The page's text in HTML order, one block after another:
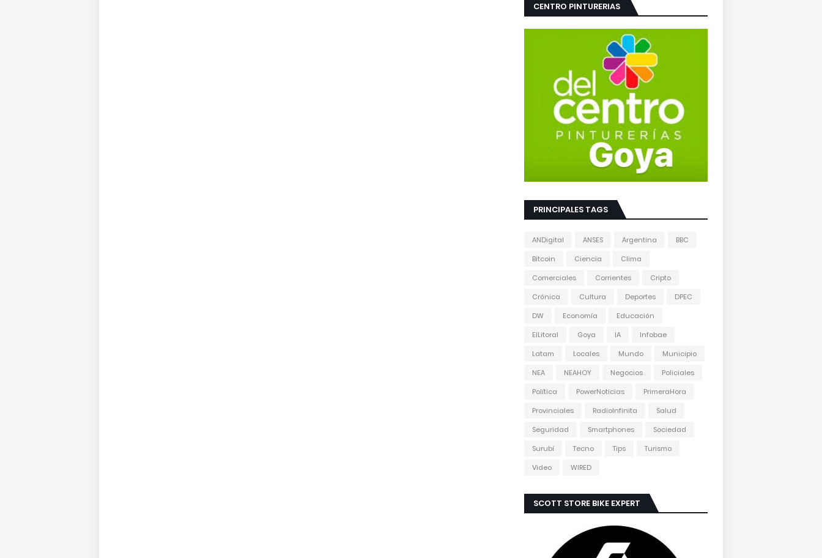
CENTRO PINTURERIAS
PRINCIPALES TAGS
ANDigital ANSES Argentina
BBC
Bitcoin
Ciencia
Clima
Comerciales
Corrientes
Cripto
Crónica
Cultura Deportes
DPEC
DW
Economía
Educación
ElLitoral
Goya IA
Infobae
Latam
Locales Mundo
Municipio
NEA
NEAHOY Negocios
Policiales
Política
PowerNoticias
PrimeraHora
Provinciales
RadioInfinita
Salud
Seguridad
Smartphones
Sociedad
Surubí
Tecno Tips
Turismo
Video
WIRED
SCOTT STORE BIKE EXPERT